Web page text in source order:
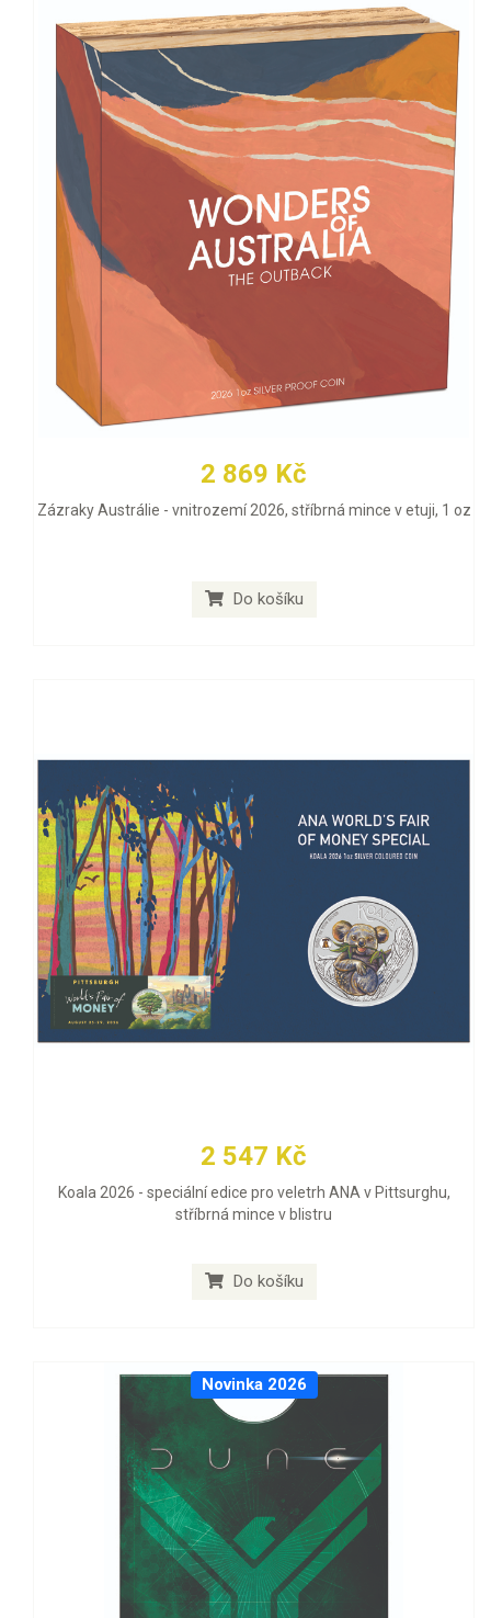
2 869 Kč
Zázraky Austrálie - vnitrozemí 2026, stříbrná mince v etuji, 1 oz
Do košíku
2 547 Kč
Koala 2026 - speciální edice pro veletrh ANA v Pittsurghu,
stříbrná mince v blistru
Do košíku
Novinka 2026